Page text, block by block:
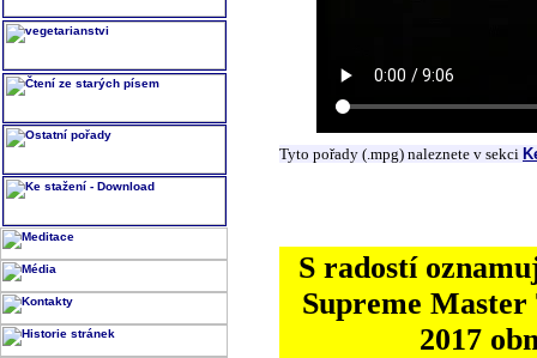
Tyto pořady (.mpg) naleznete v sekci
S radostí
Supreme
2017